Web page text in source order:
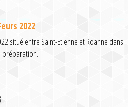
2022
situé entre Saint-Etienne et Roanne dans
préparation.